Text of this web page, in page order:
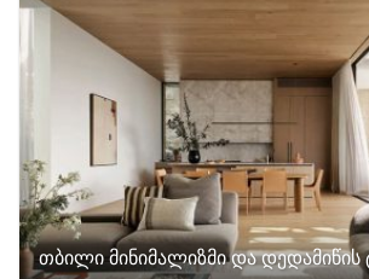
თბილი მინიმალიზმი და დედამიწის